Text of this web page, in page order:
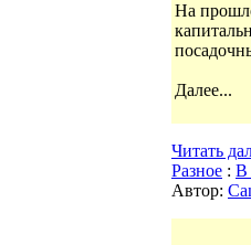
На
Далее...
Читать
Разное : В
Автор: